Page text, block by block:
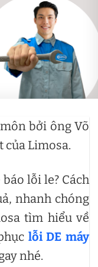
bởi ông Võ
của Limosa.
lỗi le? Cách
nhanh chóng
tìm hiểu về
lỗi DE máy
nhé.